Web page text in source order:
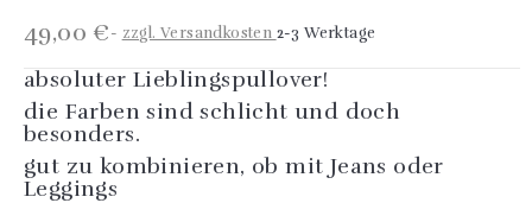
49,00 € zzgl. Versandkosten 2-3 Werktage
absoluter Lieblingspullover!
die Farben sind schlicht und doch
besonders.
gut zu kombinieren, ob mit Jeans oder
Leggings